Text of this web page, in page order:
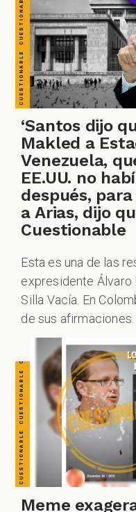
‘Santos dijo
Makled a
Venezuela,
EE.UU. no
después,
a Arias, dijo
Cuestionable
Esta es una de las
expresidente Álvaro
Silla Vacía. En
de sus afirmaciones.
CUESTIONABLE CUESTIONABLE CUESTIONABLE CUESTIONABLE CUESTIONABLE CUESTIONABLE CUESTIONABLE
Meme